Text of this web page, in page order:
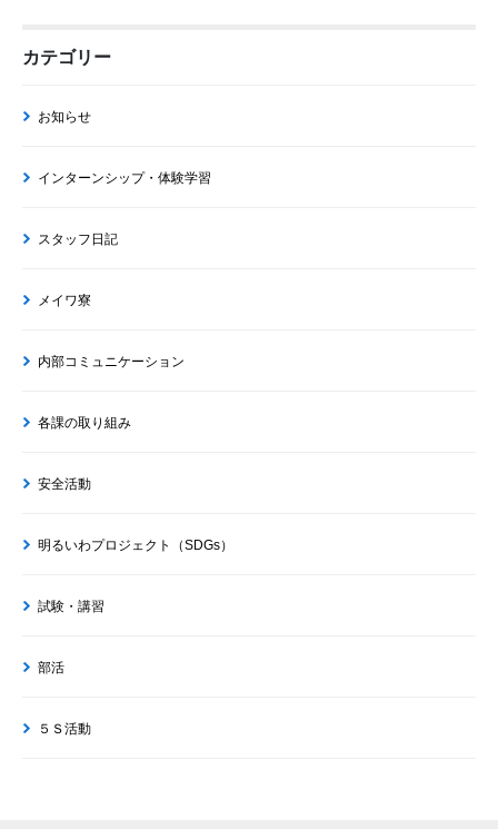
カテゴリー
お知らせ
インターンシップ・体験学習
スタッフ日記
メイワ寮
内部コミュニケーション
各課の取り組み
安全活動
明るいわプロジェクト（SDGs）
試験・講習
部活
５Ｓ活動